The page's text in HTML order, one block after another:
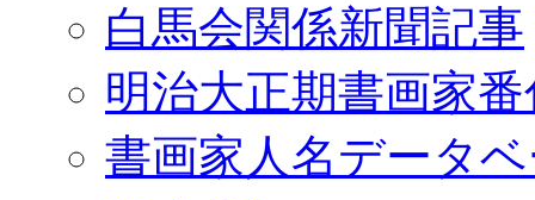
白馬会関係新聞記事
明治大正期書画家
書画家人名データ